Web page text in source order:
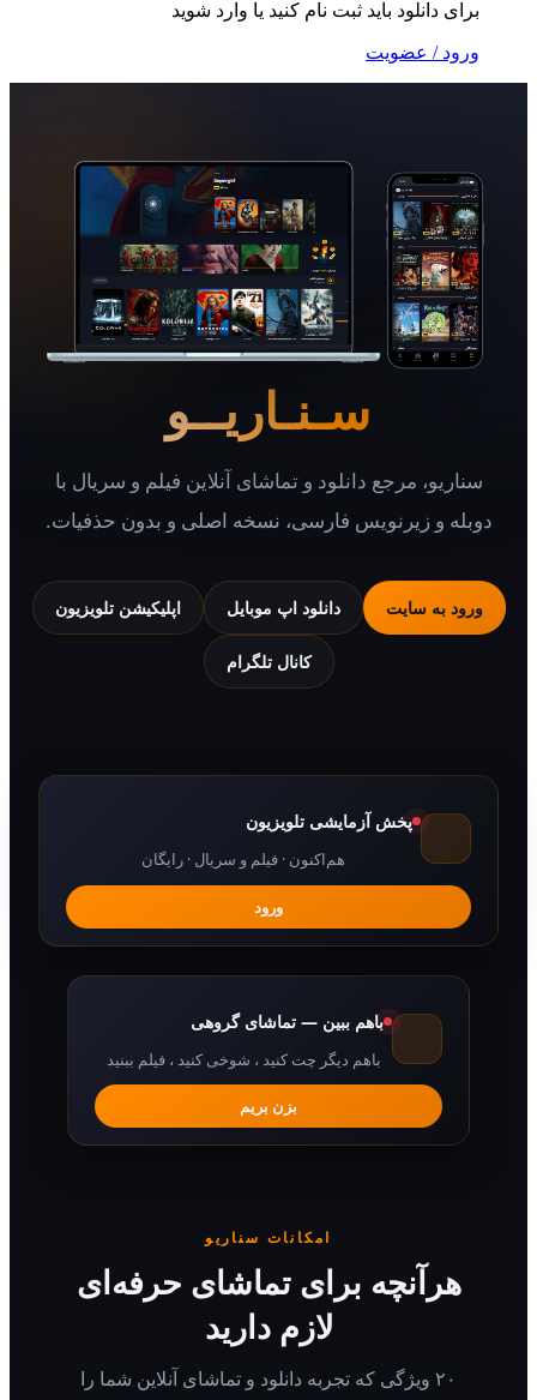
دانلود باید ثبت نام کنید یا وارد شوید
/ عضویت
سـنـاریــو
مرجع دانلود و تماشای آنلاین فیلم و سریال با
و زیرنویس فارسی، نسخه اصلی و بدون حذفیات.
به سایت دانلود اپ موبایل اپلیکیشن تلویزیون
کانال تلگرام
پخش آزمایشی تلویزیون
هم‌اکنون · فیلم و سریال · رایگان
باهم ببین — تماشای گروهی
باهم دیگر چت کنید ، شوخی کنید ، فیلم ببنید
امکانات سناریو
برای تماشای حرفه‌ای
لازم دارید
۲۰ ویژگی که تجربه دانلود و تماشای آنلاین شما را